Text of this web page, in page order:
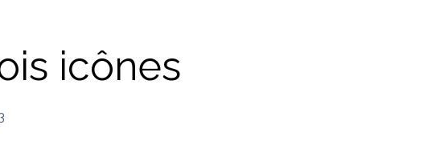
icônes